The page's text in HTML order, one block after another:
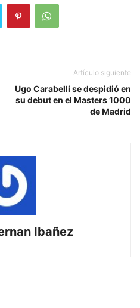
Artículo siguiente
Ugo Carabelli se despidió en
su debut en el Masters 1000
de Madrid
Ibañez